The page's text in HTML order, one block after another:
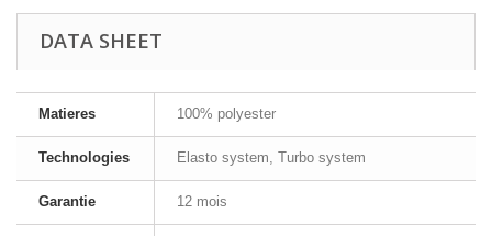
DATA SHEET
Matieres 100% polyester
Technologies Elasto system, Turbo system
Garantie 12 mois